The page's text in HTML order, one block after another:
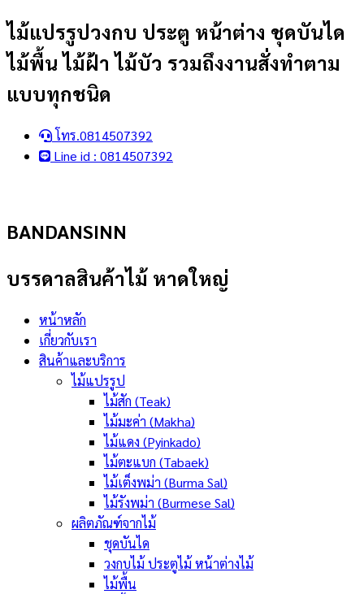
Skip
content
ไม้แปรรูปวงกบ ประตู หน้าต่าง ชุดบันได
ไม้พื้น ไม้ฝ้า ไม้บัว รวมถึงงานสั่งทำตาม
แบบทุกชนิด
โทร.0814507392
Line id : 0814507392
BANDANSINN
บรรดาลสินค้าไม้ หาดใหญ่
หน้าหลัก
เกี่ยวกับเรา
สินค้าและบริการ
ไม้แปรรูป
ไม้สัก (Teak)
ไม้มะค่า (Makha)
ไม้แดง (Pyinkado)
ไม้ตะแบก (Tabaek)
ไม้เต็งพม่า (Burma Sal)
ไม้รังพม่า (Burmese Sal)
ผลิตภัณฑ์จากไม้
ชุดบันได
วงกบไม้ ประตูไม้ หน้าต่างไม้
ไม้พื้น